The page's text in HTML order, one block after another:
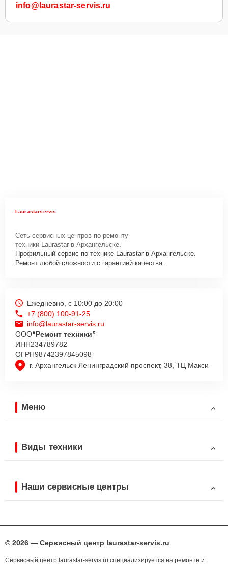
info@laurastar-servis.ru
Laurastarservis
Сеть сервисных центров по ремонту
техники Laurastar в Архангельске.
Профильный сервис по технике Laurastar в Архангельске.
Ремонт любой сложности с гарантией качества.
г. Архангельск Ленинградский проспект, 38, ТЦ Макси
Ежедневно, с 10:00 до 20:00
+7 (800) 100-91-25
info@laurastar-servis.ru
ООО“Ремонт техники”
ИНН234789782
ОГРН98742397845098
Меню
Виды техники
Наши сервисные центры
© 2026 — Сервисный центр laurastar-servis.ru
Сервисный центр laurastar-servis.ru специализируется на ремонте и